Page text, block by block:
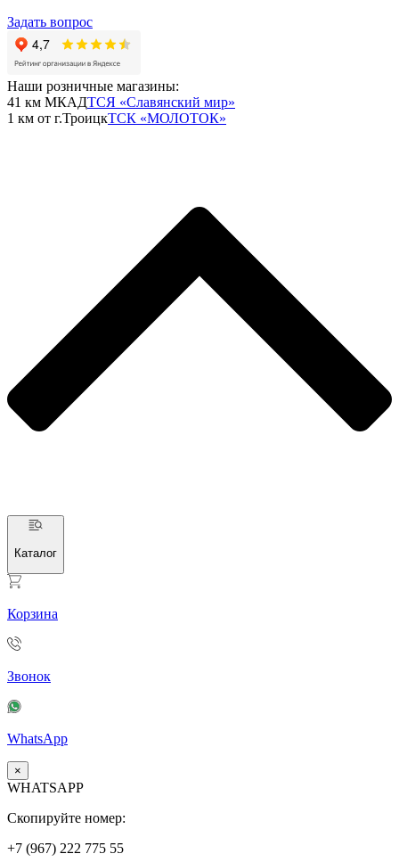
Задать вопрос
Наши розничные магазины:
41 км МКАДТСЯ «Славянский мир»
1 км от г.ТроицкТСК «МОЛОТОК»
Каталог
Корзина
Звонок
WhatsApp
×
WHATSAPP
Скопируйте номер:
+7 (967) 222 775 55